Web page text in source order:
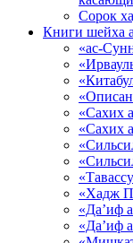
Сорок
Книги шейха
«ас-
«Сахих
«Сахих
«Хадж
«Да’иф
«Да’иф